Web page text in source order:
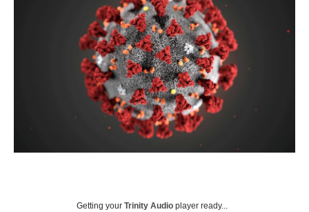
Getting your Trinity Audio player ready...